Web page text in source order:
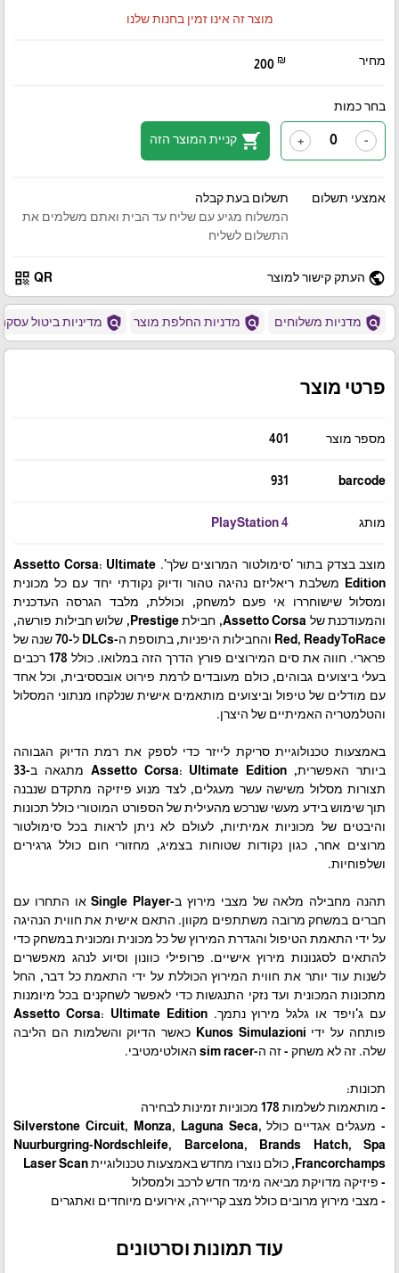
מוצר זה אינו זמין בחנות שלנו
מחיר 200 ₪
בחר כמות
-
+
shopping_cart קניית המוצר הזה
אמצעי תשלום
תשלום בעת קבלה
המשלוח מגיע עם שליח עד הבית ואתם משלמים את
התשלום לשליח
public העתק קישור למוצר QR
qr_code
policy מדניות משלוחים policy מדניות החלפת מוצר policy מדיניות ביטול
פרטי מוצר
מספר מוצר 401
barcode
931
מותג PlayStation 4
מוצב בצדק בתור 'סימולטור המרוצים שלך'. Assetto Corsa: Ultimate
Edition משלבת ריאליזם נהיגה טהור ודיוק נקודתי יחד עם כל מכונית
ומסלול שישוחררו אי פעם למשחק, וכוללת, מלבד הגרסה העדכנית
והמעודכנת של Assetto Corsa, חבילת Prestige, שלוש חבילות פורשה,
Red, ReadyToRace והחבילות היפניות, בתוספת ה-DLCs ל-70 שנה של
פרארי. חווה את סים המירוצים פורץ הדרך הזה במלואו. כולל 178 רכבים
בעלי ביצועים גבוהים, כולם מעובדים לרמת פירוט אובססיבית, וכל אחד
עם מודלים של טיפול וביצועים מותאמים אישית שנלקחו מנתוני המסלול
והטלמטריה האמיתיים של היצרן.
באמצעות טכנולוגיית סריקת לייזר כדי לספק את רמת הדיוק הגבוהה
ביותר האפשרית, Assetto Corsa: Ultimate Edition מתגאה ב-33
תצורות מסלול משישה עשר מעגלים, לצד מנוע פיזיקה מתקדם שנבנה
תוך שימוש בידע מעשי שנרכש מהעילית של הספורט המוטורי כולל תכונות
והיבטים של מכוניות אמיתיות, לעולם לא ניתן לראות בכל סימולטור
מרוצים אחר, כגון נקודות שטוחות בצמיג, מחזורי חום כולל גרגירים
ושלפוחיות.
תהנה מחבילה מלאה של מצבי מירוץ ב-Single Player או התחרו עם
חברים במשחק מרובה משתתפים מקוון. התאם אישית את חווית הנהיגה
על ידי התאמת הטיפול והגדרת המירוץ של כל מכונית ומכונית במשחק כדי
להתאים לסגנונות מירוץ אישיים. פרופילי כוונון וסיוע לנהג מאפשרים
לשנות עוד יותר את חווית המירוץ הכוללת על ידי התאמת כל דבר, החל
מתכונות המכונית ועד נזקי התנגשות כדי לאפשר לשחקנים בכל מיומנות
עם ג'ויפד או גלגל מירוץ נתמך. Assetto Corsa: Ultimate Edition
פותחה על ידי Kunos Simulazioni כאשר הדיוק והשלמות הם הליבה
שלה. זה לא משחק - זה ה-sim racer האולטימטיבי.
תכונות:
- מותאמות לשלמות 178 מכוניות זמינות לבחירה
- מעגלים אגדיים כולל Silverstone Circuit, Monza, Laguna Seca,
Nuurburgring-Nordschleife, Barcelona, ​​​​Brands Hatch, Spa
Francorchamps, כולם נוצרו מחדש באמצעות טכנולוגיית Laser Scan
- פיזיקה מדויקת מביאה מימד חדש לרכב ולמסלול
- מצבי מירוץ מרובים כולל מצב קריירה, אירועים מיוחדים ואתגרים
עוד תמונות וסרטונים